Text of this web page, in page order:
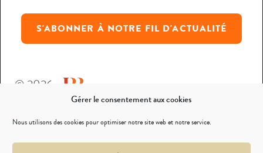
Gérer le consentement aux cookies
Nous utilisons des cookies pour optimiser notre site web et notre service.
S'ABONNER À NOTRE FIL D'ACTUALITÉ
© 2026